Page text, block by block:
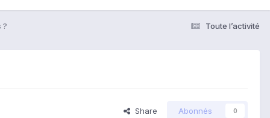
Toute l’activité
?
Share Abonnés 0